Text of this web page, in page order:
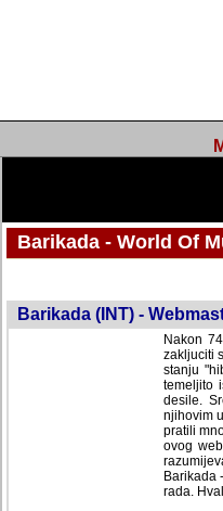
Barikada - World Of
Barikada (INT) -
Nakon
zakljuciti
stanju
temeljito
Sretan
mnogi
web
Barikada
rada.